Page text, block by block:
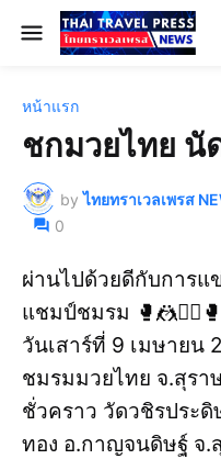
หน้าแรก
ชกมวยไทย
by ไทยทราเวลเพรส
0
ผ่านไปด้วยดีกับการ
แชมป์ชมรม 🥊🤼🤼‍♂️🥊
วันเสาร์ที่ 9 เมษายน
ชมรมมวยไทย จ.สุร
ชั่วคราว วัดวชิรประดิ
ทอง อ.กาญจนดิษฐ์ จ.